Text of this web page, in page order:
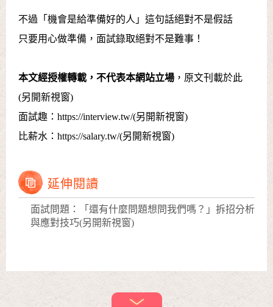
不過「機會是給準備好的人」這句話絕對不是假話
只要用心做準備，面試錄取絕對不是難事！
本文經授權轉載，不代表本網站立場 ，原文刊載於此
(另開新視窗)
面試趣： https://interview.tw/(另開新視窗)
比薪水： https://salary.tw/(另開新視窗)
延伸閱讀
面試問題：「還有什麼問題想問我們嗎？」拆招分析
與應對技巧(另開新視窗)